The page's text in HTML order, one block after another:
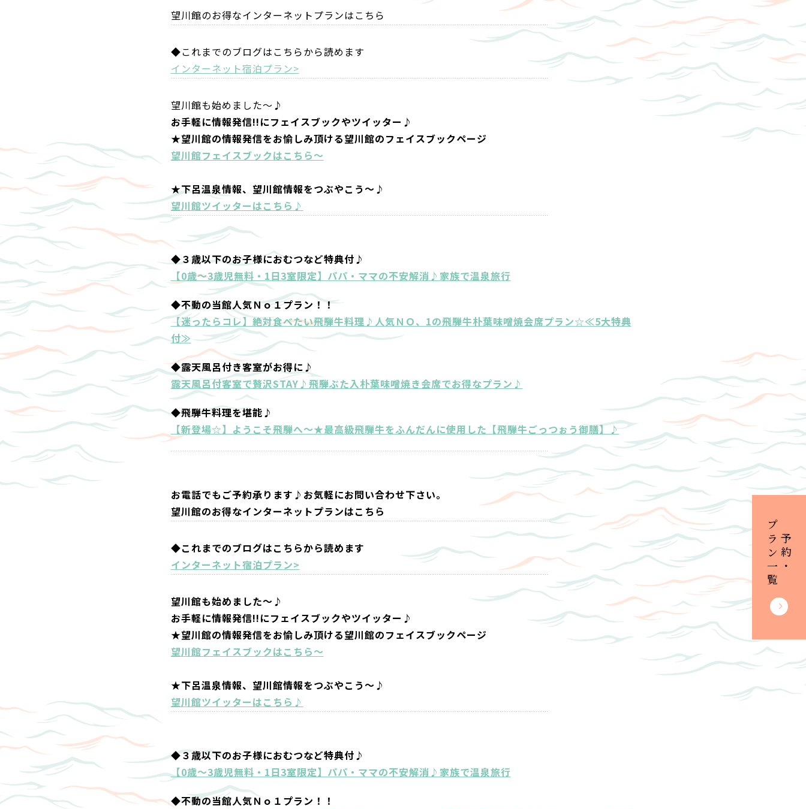
ご予約・
プラン一覧
望川館のお得なインターネットプランはこちら
◆これまでのブログはこちらから読めます
インターネット宿泊プラン>
望川館も始めました～♪
お手軽に情報発信!!にフェイスブックやツイッター♪
★望川館の情報発信をお愉しみ頂ける望川館のフェイスブックページ
望川館フェイスブックはこちら～
★下呂温泉情報、望川館情報をつぶやこう～♪
望川館ツイッターはこちら♪
◆３歳以下のお子様におむつなど特典付♪
【0歳～3歳児無料・1日3室限定】パパ・ママの不安解消♪家族で温泉旅行
◆不動の当館人気Ｎｏ１プラン！！
【迷ったらコレ】絶対食べたい飛騨牛料理♪人気ＮＯ、1の飛騨牛朴葉味噌焼会席プラン☆≪5大特典
付≫
◆露天風呂付き客室がお得に♪
露天風呂付客室で贅沢STAY♪飛騨ぶた入朴葉味噌焼き会席でお得なプラン♪
◆飛騨牛料理を堪能♪
【新登場☆】ようこそ飛騨へ～★最高級飛騨牛をふんだんに使用した【飛騨牛ごっつぉう御膳】♪
お電話でもご予約承ります♪お気軽にお問い合わせ下さい。
望川館のお得なインターネットプランはこちら
◆これまでのブログはこちらから読めます
インターネット宿泊プラン>
望川館も始めました～♪
お手軽に情報発信!!にフェイスブックやツイッター♪
★望川館の情報発信をお愉しみ頂ける望川館のフェイスブックページ
望川館フェイスブックはこちら～
★下呂温泉情報、望川館情報をつぶやこう～♪
望川館ツイッターはこちら♪
◆３歳以下のお子様におむつなど特典付♪
【0歳～3歳児無料・1日3室限定】パパ・ママの不安解消♪家族で温泉旅行
◆不動の当館人気Ｎｏ１プラン！！